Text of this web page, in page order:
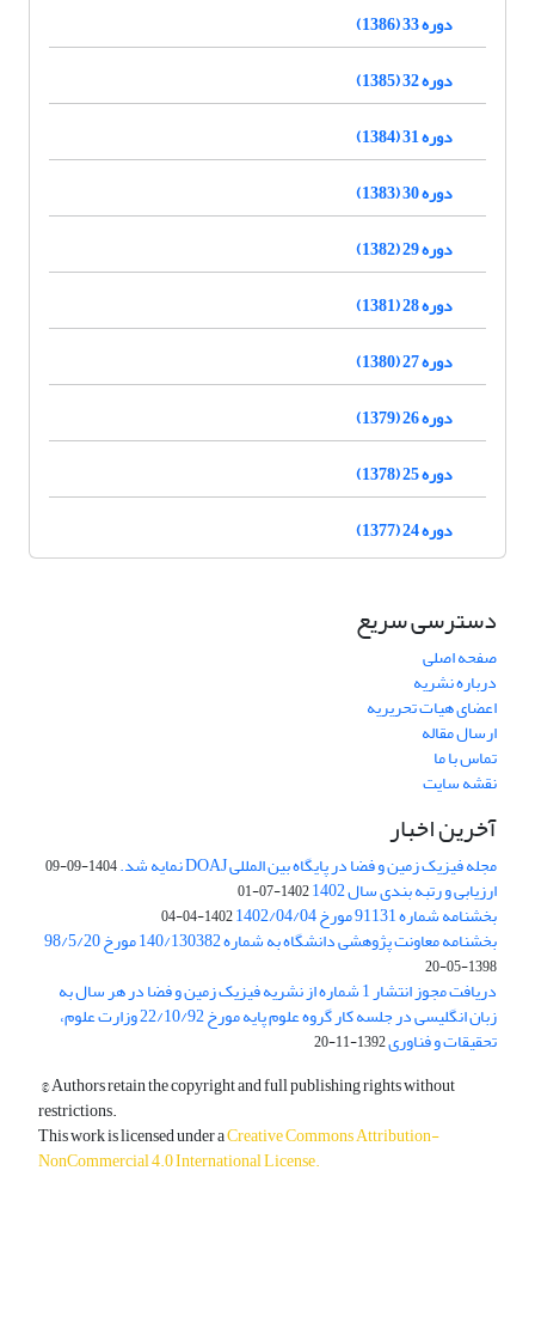
دوره 33 (1386)
دوره 32 (1385)
دوره 31 (1384)
دوره 30 (1383)
دوره 29 (1382)
دوره 28 (1381)
دوره 27 (1380)
دوره 26 (1379)
دوره 25 (1378)
دوره 24 (1377)
دسترسی سریع
صفحه اصلی
درباره نشریه
اعضای هیات تحریریه
ارسال مقاله
تماس با ما
نقشه سایت
آخرین اخبار
مجله فیزیک زمین و فضا در پایگاه بین المللی DOAJ نمایه شد. 1404-09-09
ارزیابی و رتبه بندی سال 1402 1402-07-01
بخشنامه شماره 91131 مورخ 1402/04/04 1402-04-04
بخشنامه معاونت پژوهشی دانشگاه به شماره 140/130382 مورخ 98/5/20
1398-05-20
دریافت مجوز انتشار 1 شماره از نشریه فیزیک زمین و فضا در هر سال به
زبان انگلیسی در جلسه کار گروه علوم پایه مورخ 22/10/92 وزارت علوم،
تحقیقات و فناوری1392-11-20
© Authors retain the copyright and full publishing rights without
restrictions.
This work is licensed under aCreative Commons Attribution-
NonCommercial 4.0 International License.